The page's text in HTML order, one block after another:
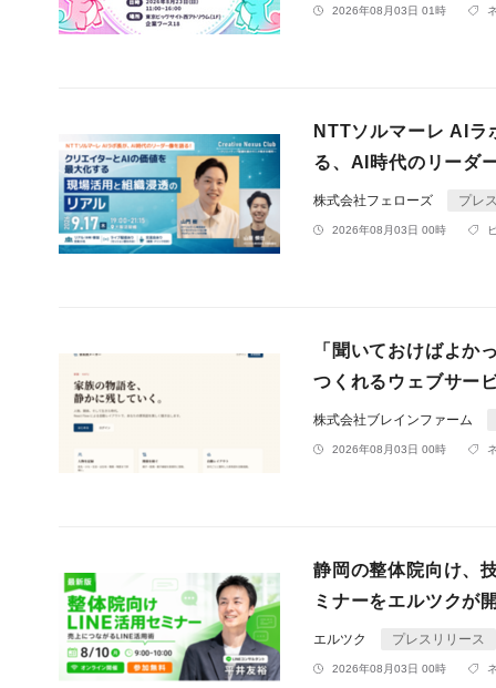
2026年08月03日 01時
NTTソルマーレ AIラ
る、AI時代のリーダ
株式会社フェローズ プレ
2026年08月03日 00時
「聞いておけばよか
つくれるウェブサー
株式会社ブレインファーム
2026年08月03日 00時
静岡の整体院向け、
ミナーをエルツクが
エルツク プレスリリース
2026年08月03日 00時